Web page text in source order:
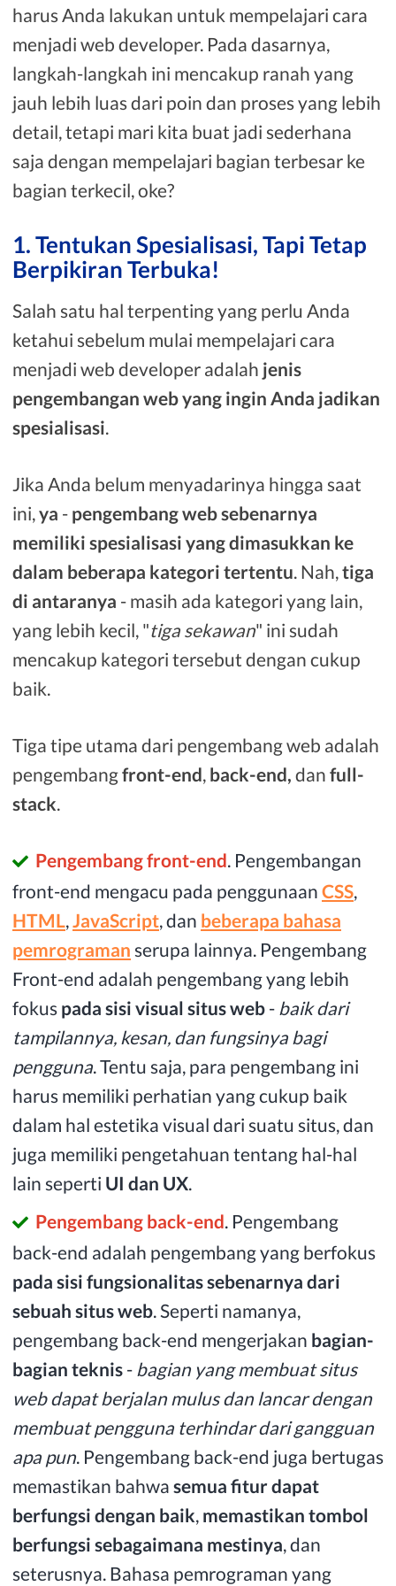
harus Anda lakukan untuk mempelajari cara
menjadi web developer. Pada dasarnya,
langkah-langkah ini mencakup ranah yang
jauh lebih luas dari poin dan proses yang lebih
detail, tetapi mari kita buat jadi sederhana
saja dengan mempelajari bagian terbesar ke
bagian terkecil, oke?
1. Tentukan Spesialisasi, Tapi Tetap
Berpikiran Terbuka!
Salah satu hal terpenting yang perlu Anda
ketahui sebelum mulai mempelajari cara
menjadi web developer adalah jenis
pengembangan web yang ingin Anda jadikan
spesialisasi.
Jika Anda belum menyadarinya hingga saat
ini,ya - pengembang web sebenarnya
memiliki spesialisasi yang dimasukkan ke
dalam beberapa kategori tertentu. Nah,tiga
di antaranya - masih ada kategori yang lain,
yang lebih kecil, "tiga sekawan" ini sudah
mencakup kategori tersebut dengan cukup
baik.
Tiga tipe utama dari pengembang web adalah
pengembangfront-end, back-end, dan full-
stack.
Pengembang front-end. Pengembangan
front-end mengacu pada penggunaan CSS,
HTML,JavaScript, dan beberapa bahasa
pemrograman serupa lainnya. Pengembang
Front-end adalah pengembang yang lebih
fokus pada sisi visual situs web - baik dari
tampilannya, kesan, dan fungsinya bagi
pengguna. Tentu saja, para pengembang ini
harus memiliki perhatian yang cukup baik
dalam hal estetika visual dari suatu situs, dan
juga memiliki pengetahuan tentang hal-hal
lain seperti UI dan UX.
Pengembang back-end. Pengembang
back-end adalah pengembang yang berfokus
pada sisi fungsionalitas sebenarnya dari
sebuah situs web. Seperti namanya,
pengembang back-end mengerjakan bagian-
bagian teknis - bagian yang membuat situs
web dapat berjalan mulus dan lancar dengan
membuat pengguna terhindar dari gangguan
apa pun. Pengembang back-end juga bertugas
memastikan bahwa semua fitur dapat
berfungsi dengan baik, memastikan tombol
berfungsi sebagaimana mestinya, dan
seterusnya. Bahasa pemrograman yang